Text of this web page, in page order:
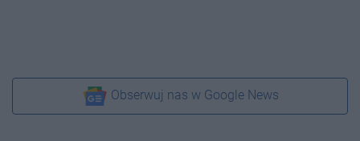
Obserwuj nas w Google News